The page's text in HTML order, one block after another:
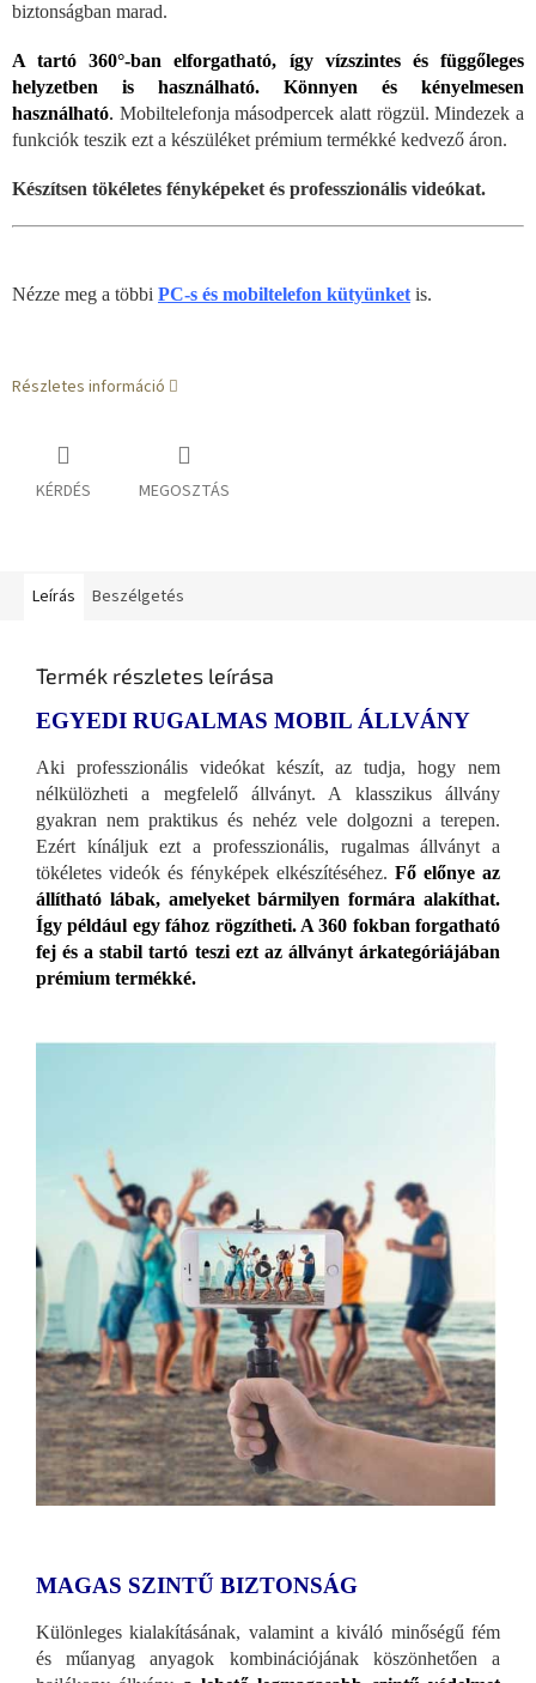
biztonságban marad.
A tartó 360°-ban elforgatható, így vízszintes és függőleges
helyzetben is használható. Könnyen és kényelmesen
használható. Mobiltelefonja másodpercek alatt rögzül. Mindezek a
funkciók teszik ezt a készüléket prémium termékké kedvező áron.
Készítsen tökéletes fényképeket és professzionális videókat.
Nézze meg a többi PC-s és mobiltelefon kütyünket is.
Részletes információ
KÉRDÉS MEGOSZTÁS
Leírás Beszélgetés
Termék részletes leírása
EGYEDI RUGALMAS MOBIL ÁLLVÁNY
Aki professzionális videókat készít, az tudja, hogy nem
nélkülözheti a megfelelő állványt. A klasszikus állvány
gyakran nem praktikus és nehéz vele dolgozni a terepen.
Ezért kínáljuk ezt a professzionális, rugalmas állványt a
tökéletes videók és fényképek elkészítéséhez. Fő előnye az
állítható lábak, amelyeket bármilyen formára alakíthat.
Így például egy fához rögzítheti. A 360 fokban forgatható
fej és a stabil tartó teszi ezt az állványt árkategóriájában
prémium termékké.
MAGAS SZINTŰ BIZTONSÁG
Különleges kialakításának, valamint a kiváló minőségű fém
és műanyag anyagok kombinációjának köszönhetően a